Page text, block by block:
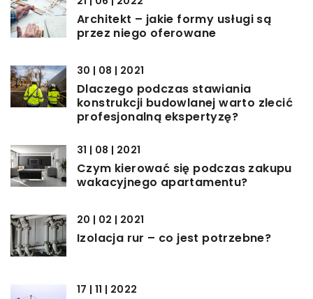
Architekt – jakie formy usługi są
przez niego oferowane
30 | 08 | 2021
Dlaczego podczas stawiania
konstrukcji budowlanej warto zlecić
profesjonalną ekspertyzę?
31 | 08 | 2021
Czym kierować się podczas zakupu
wakacyjnego apartamentu?
20 | 02 | 2021
Izolacja rur – co jest potrzebne?
17 | 11 | 2022